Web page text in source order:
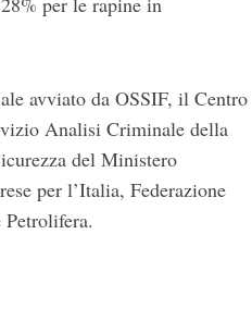
avviato da OSSIF, il Centro
Analisi Criminale della
del Ministero
per l’Italia, Federazione